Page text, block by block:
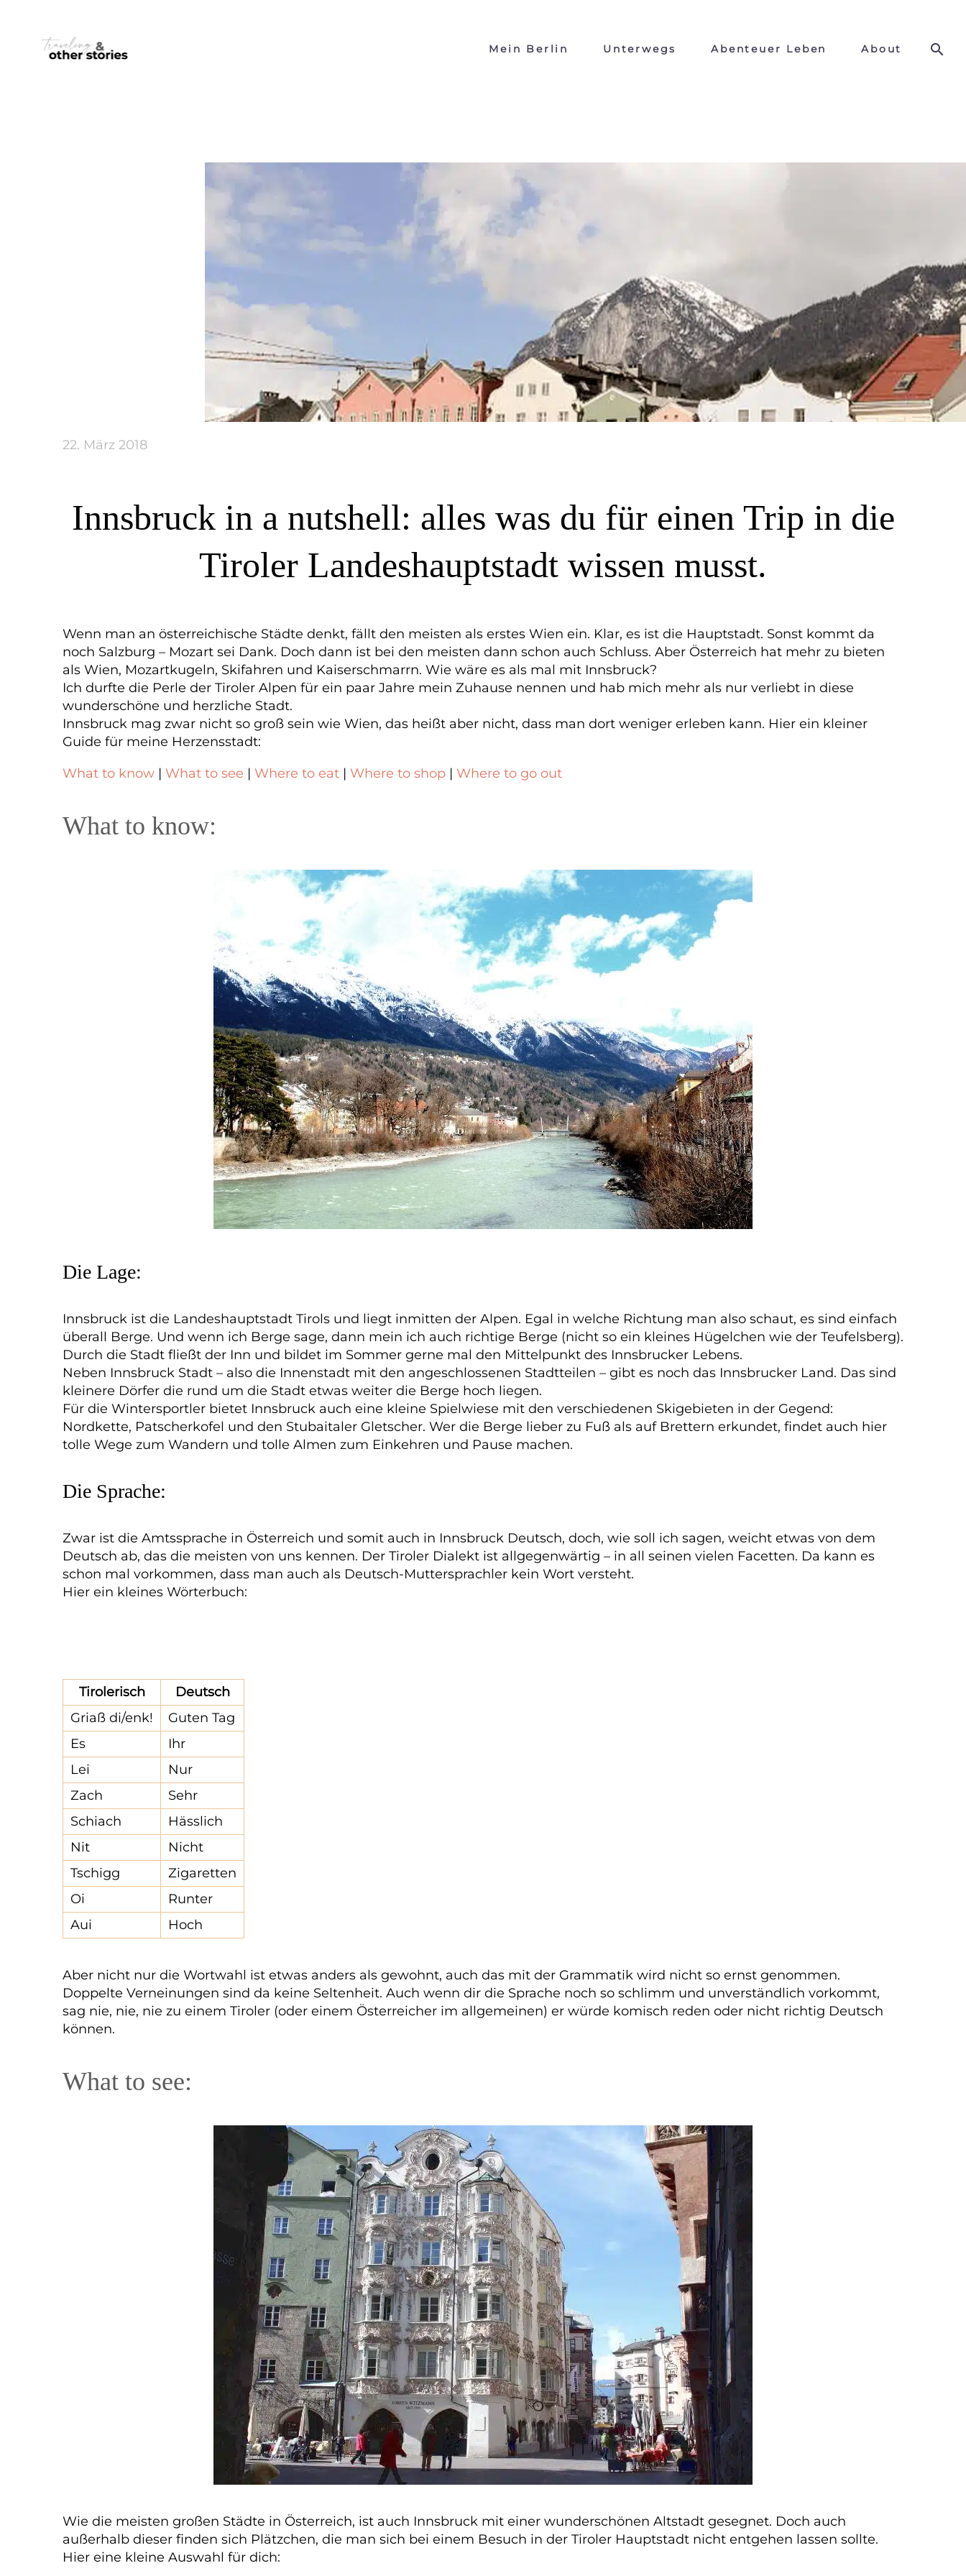
Mein Berlin Unterwegs Abenteuer Leben About
22. März 2018
Innsbruck in a nutshell: alles was du für einen Trip in die
Tiroler Landeshauptstadt wissen musst.
Wenn man an österreichische Städte denkt, fällt den meisten als erstes Wien ein. Klar, es ist die Hauptstadt. Sonst kommt da
noch Salzburg – Mozart sei Dank. Doch dann ist bei den meisten dann schon auch Schluss. Aber Österreich hat mehr zu bieten
als Wien, Mozartkugeln, Skifahren und Kaiserschmarrn. Wie wäre es als mal mit Innsbruck?
Ich durfte die Perle der Tiroler Alpen für ein paar Jahre mein Zuhause nennen und hab mich mehr als nur verliebt in diese
wunderschöne und herzliche Stadt.
Innsbruck mag zwar nicht so groß sein wie Wien, das heißt aber nicht, dass man dort weniger erleben kann. Hier ein kleiner
Guide für meine Herzensstadt:
What to know | What to see | Where to eat | Where to shop | Where to go out
What to know:
Die Lage:
Innsbruck ist die Landeshauptstadt Tirols und liegt inmitten der Alpen. Egal in welche Richtung man also schaut, es sind einfach
überall Berge. Und wenn ich Berge sage, dann mein ich auch richtige Berge (nicht so ein kleines Hügelchen wie der Teufelsberg).
Durch die Stadt fließt der Inn und bildet im Sommer gerne mal den Mittelpunkt des Innsbrucker Lebens.
Neben Innsbruck Stadt – also die Innenstadt mit den angeschlossenen Stadtteilen – gibt es noch das Innsbrucker Land. Das sind
kleinere Dörfer die rund um die Stadt etwas weiter die Berge hoch liegen.
Für die Wintersportler bietet Innsbruck auch eine kleine Spielwiese mit den verschiedenen Skigebieten in der Gegend:
Nordkette, Patscherkofel und den Stubaitaler Gletscher. Wer die Berge lieber zu Fuß als auf Brettern erkundet, findet auch hier
tolle Wege zum Wandern und tolle Almen zum Einkehren und Pause machen.
Die Sprache:
Zwar ist die Amtssprache in Österreich und somit auch in Innsbruck Deutsch, doch, wie soll ich sagen, weicht etwas von dem
Deutsch ab, das die meisten von uns kennen. Der Tiroler Dialekt ist allgegenwärtig – in all seinen vielen Facetten. Da kann es
schon mal vorkommen, dass man auch als Deutsch-Muttersprachler kein Wort versteht.
Hier ein kleines Wörterbuch:
Tirolerisch
Deutsch
Griaß di/enk!
Guten Tag
Es
Ihr
Lei
Nur
Zach
Sehr
Schiach
Hässlich
Nit
Nicht
Tschigg
Zigaretten
Oi
Runter
Aui
Hoch
Aber nicht nur die Wortwahl ist etwas anders als gewohnt, auch das mit der Grammatik wird nicht so ernst genommen.
Doppelte Verneinungen sind da keine Seltenheit. Auch wenn dir die Sprache noch so schlimm und unverständlich vorkommt,
sag nie, nie, nie zu einem Tiroler (oder einem Österreicher im allgemeinen) er würde komisch reden oder nicht richtig Deutsch
können.
What to see:
Wie die meisten großen Städte in Österreich, ist auch Innsbruck mit einer wunderschönen Altstadt gesegnet. Doch auch
außerhalb dieser finden sich Plätzchen, die man sich bei einem Besuch in der Tiroler Hauptstadt nicht entgehen lassen sollte.
Hier eine kleine Auswahl für dich: